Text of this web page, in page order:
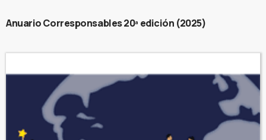
Anuario Corresponsables 20ª edición (2025)